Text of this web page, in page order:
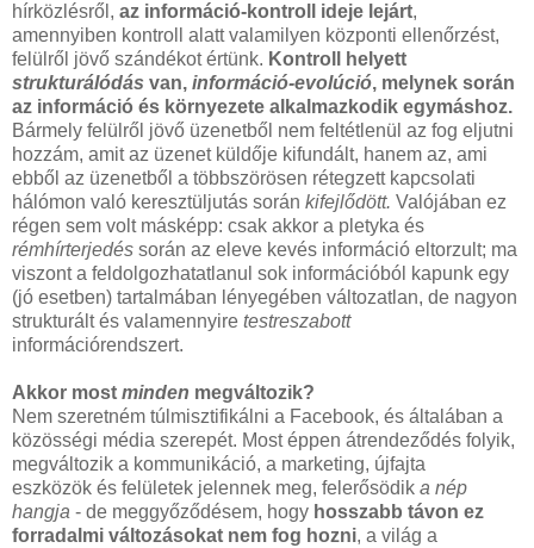
hírközlésről, az információ-kontroll ideje lejárt,
amennyiben kontroll alatt valamilyen központi ellenőrzést,
felülről jövő szándékot értünk. Kontroll helyett
strukturálódás van, információ-evolúció, melynek során
az információ és környezete alkalmazkodik egymáshoz.
Bármely felülről jövő üzenetből nem feltétlenül az fog eljutni
hozzám, amit az üzenet küldője kifundált, hanem az, ami
ebből az üzenetből a többszörösen rétegzett kapcsolati
hálómon való keresztüljutás során kifejlődött. Valójában ez
régen sem volt másképp: csak akkor a pletyka és
rémhírterjedés során az eleve kevés információ eltorzult; ma
viszont a feldolgozhatatlanul sok információból kapunk egy
(jó esetben) tartalmában lényegében változatlan, de nagyon
strukturált és valamennyire testreszabott
információrendszert.
Akkor most minden megváltozik?
Nem szeretném túlmisztifikálni a Facebook, és általában a
közösségi média szerepét. Most éppen átrendeződés folyik,
megváltozik a kommunikáció, a marketing, újfajta
eszközök és felületek jelennek meg, felerősödik a nép
hangja - de meggyőződésem, hogy hosszabb távon ez
forradalmi változásokat nem fog hozni, a világ a